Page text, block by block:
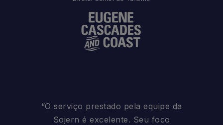
“O serviço prestado pela equipe da
Sojern é excelente. Seu foco